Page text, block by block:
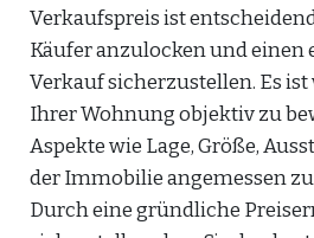
Verkaufspreis ist
Käufer anzulocken und einen
Verkauf sicherzustellen. Es
Ihrer Wohnung objektiv zu
Aspekte wie Lage, Größe,
der Immobilie angemessen
Durch eine gründliche